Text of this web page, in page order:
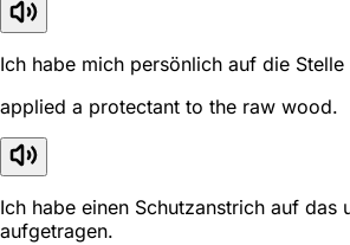
Ich habe mich persönlich auf die
applied a protectant to the raw wood.
Ich habe einen Schutzanstrich auf das
aufgetragen.